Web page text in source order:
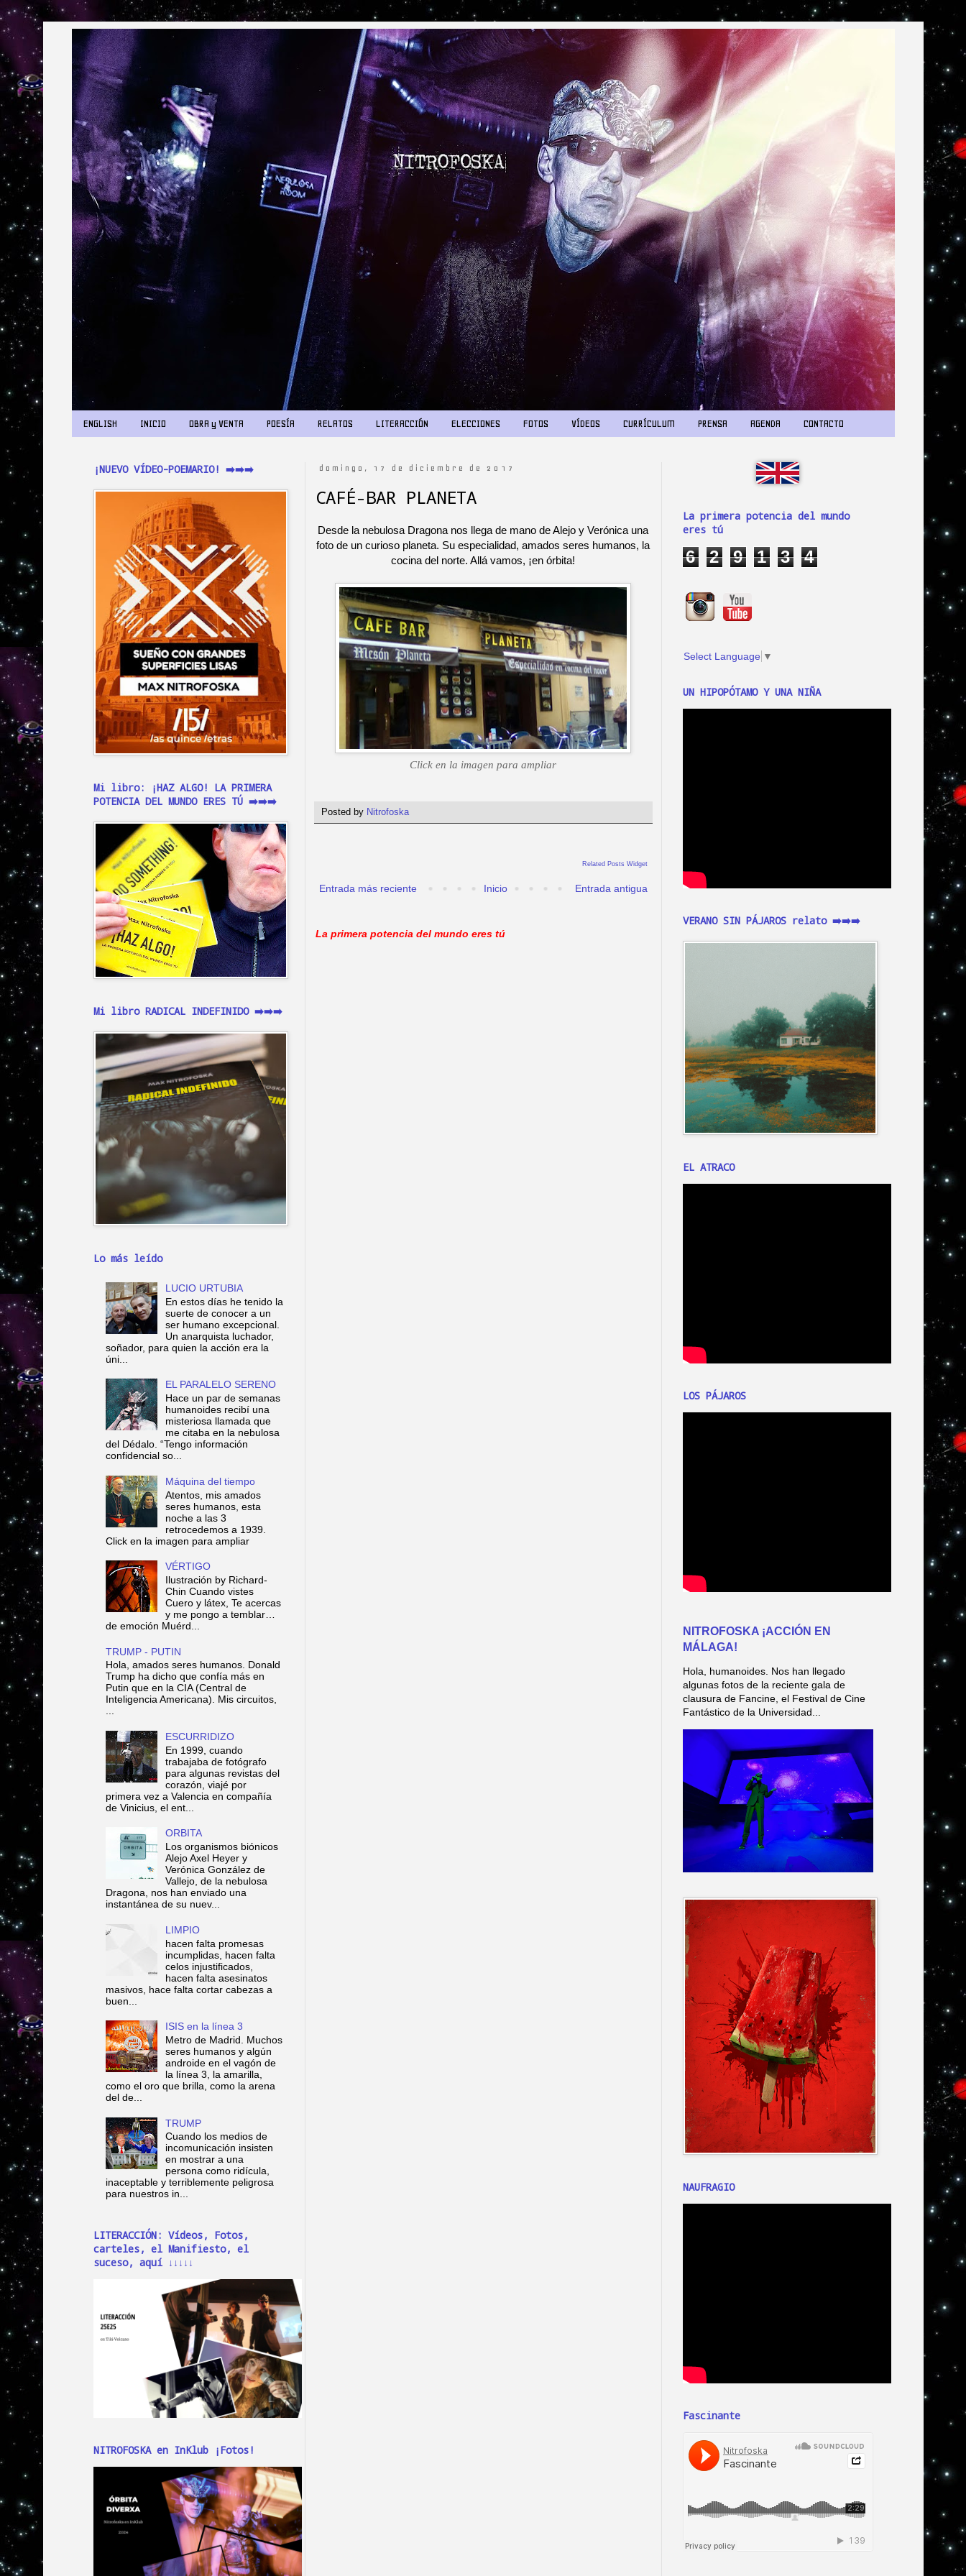
ENGLISH INICIO OBRA y VENTA POESÍA RELATOS LITERACCIÓN ELECCIONES FOTOS VÍDEOS CURRÍCULUM PRENSA AGENDA CONTACTO
domingo, 17 de diciembre de 2017
CAFÉ-BAR PLANETA
Desde la nebulosa Dragona nos llega de mano de Alejo y Verónica una
foto de un curioso planeta. Su especialidad, amados seres humanos, la
cocina del norte. Allá vamos, ¡en órbita!
Click en la imagen para ampliar
Posted by Nitrofoska
Related Posts Widget
Entrada más reciente Entrada antigua
Inicio
La primera potencia del mundo eres tú
¡NUEVO VÍDEO-POEMARIO! ➡️➡️➡️
Mi libro: ¡HAZ ALGO! LA PRIMERA
POTENCIA DEL MUNDO ERES TÚ ➡️➡️➡️
Mi libro RADICAL INDEFINIDO ➡️➡️➡️
Lo más leído
LUCIO URTUBIA
En estos días he tenido la
suerte de conocer a un
ser humano excepcional.
Un anarquista luchador,
soñador, para quien la acción era la
úni...
EL PARALELO SERENO
Hace un par de semanas
humanoides recibí una
misteriosa llamada que
me citaba en la nebulosa
del Dédalo. “Tengo información
confidencial so...
Máquina del tiempo
Atentos, mis amados
seres humanos, esta
noche a las 3
retrocedemos a 1939.
Click en la imagen para ampliar
VÉRTIGO
Ilustración by Richard-
Chin Cuando vistes
Cuero y látex, Te acercas
y me pongo a temblar…
de emoción Muérd...
TRUMP - PUTIN
Hola, amados seres humanos. Donald
Trump ha dicho que confía más en
Putin que en la CIA (Central de
Inteligencia Americana). Mis circuitos,
...
ESCURRIDIZO
En 1999, cuando
trabajaba de fotógrafo
para algunas revistas del
corazón, viajé por
primera vez a Valencia en compañía
de Vinicius, el ent...
ORBITA
Los organismos biónicos
Alejo Axel Heyer y
Verónica González de
Vallejo, de la nebulosa
Dragona, nos han enviado una
instantánea de su nuev...
LIMPIO
hacen falta promesas
incumplidas, hacen falta
celos injustificados,
hacen falta asesinatos
masivos, hace falta cortar cabezas a
buen...
ISIS en la línea 3
Metro de Madrid. Muchos
seres humanos y algún
androide en el vagón de
la línea 3, la amarilla,
como el oro que brilla, como la arena
del de...
TRUMP
Cuando los medios de
incomunicación insisten
en mostrar a una
persona como ridícula,
inaceptable y terriblemente peligrosa
para nuestros in...
LITERACCIÓN: Vídeos, Fotos,
carteles, el Manifiesto, el
suceso, aquí ↓↓↓↓↓
NITROFOSKA en InKlub ¡Fotos!
La primera potencia del mundo
eres tú
6 2 9 1 3 4
Select Language ▼
UN HIPOPÓTAMO Y UNA NIÑA
VERANO SIN PÁJAROS relato ➡️➡️➡️
EL ATRACO
LOS PÁJAROS
NITROFOSKA ¡ACCIÓN EN
MÁLAGA!
Hola, humanoides. Nos han llegado
algunas fotos de la reciente gala de
clausura de Fancine, el Festival de Cine
Fantástico de la Universidad...
NAUFRAGIO
Fascinante